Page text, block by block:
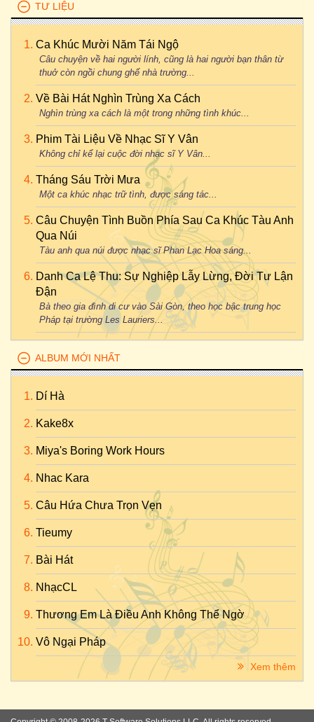
TƯ LIỆU
Ca Khúc Mười Năm Tái Ngộ
Câu chuyện về hai người lính, cũng là hai người bạn thân từ
thuở còn ngồi chung ghế nhà trường...
Về Bài Hát Nghìn Trùng Xa Cách
Nghìn trùng xa cách là một trong những tình khúc...
Phim Tài Liệu Về Nhạc Sĩ Y Vân
Không chỉ kể lại cuộc đời nhạc sĩ Y Vân...
Tháng Sáu Trời Mưa
Một ca khúc nhạc trữ tình, được sáng tác...
Câu Chuyện Tình Buồn Phía Sau Ca Khúc Tàu Anh
Qua Núi
Tàu anh qua núi được nhạc sĩ Phan Lạc Hoa sáng...
Danh Ca Lệ Thu: Sự Nghiệp Lẫy Lừng, Đời Tư Lận
Đận
Bà theo gia đình di cư vào Sài Gòn, theo học bậc trung học
Pháp tại trường Les Lauriers...
ALBUM MỚI NHẤT
Dí Hà
Kake8x
Miya's Boring Work Hours
Nhac Kara
Câu Hứa Chưa Trọn Vẹn
Tieumy
Bài Hát
NhạcCL
Thương Em Là Điều Anh Không Thể Ngờ
Vô Ngại Pháp
Xem thêm